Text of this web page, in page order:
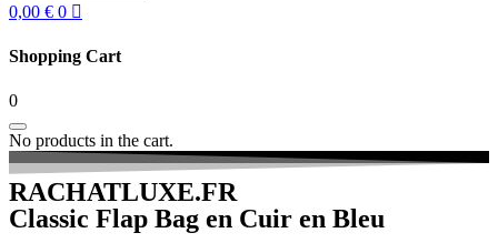
0,00 € 0
Shopping Cart
0
No products in the cart.
RACHATLUXE.FR
Classic Flap Bag en Cuir en Bleu